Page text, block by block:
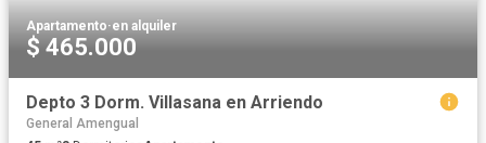
Apartamento·en alquiler
$ 465.000
Depto 3 Dorm. Villasana en Arriendo
General Amengual